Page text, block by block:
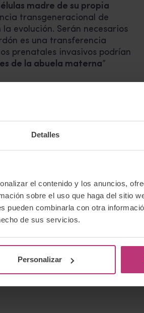
Detalles
el contenido y los anuncios,
sobre el uso que haga del sitio
pueden combinarla con otra
de sus servicios.
Personalizar
madre de su propia
transgeneracional de
evolución. Serán necesarios
es una transferencia
prenatales invasivos podrían
de la abuela materna”